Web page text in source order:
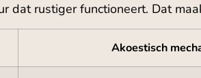
dat rustiger functioneert. Dat
Akoestisch